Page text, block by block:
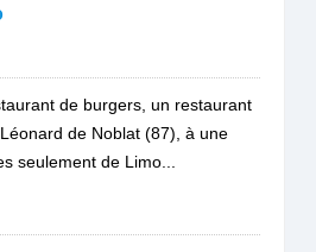
de burgers, un restaurant
de Noblat (87), à une
seulement de Limo...